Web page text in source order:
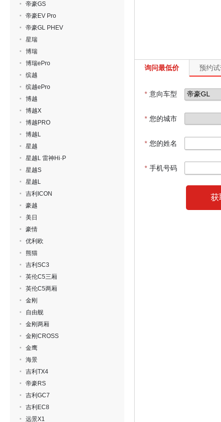
帝豪GS
帝豪EV Pro
帝豪GL PHEV
星瑞
博瑞
博瑞ePro
缤越
缤越ePro
博越
博越X
博越PRO
博越L
星越
星越L 雷神Hi·P
星越S
星越L
吉利ICON
豪越
美日
豪情
优利欧
熊猫
吉利SC3
英伦C5三厢
英伦C5两厢
金刚
自由舰
金刚两厢
金刚CROSS
金鹰
海景
吉利TX4
帝豪RS
吉利GC7
吉利EC8
远景X1
询问最低价 预约
* 意向车型
* 您的城市
* 您的姓名
* 手机号码
获